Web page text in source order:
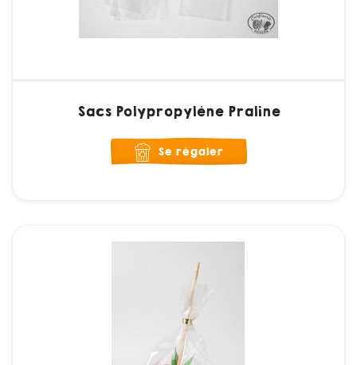
Sacs Polypropylène Praline
Se régaler